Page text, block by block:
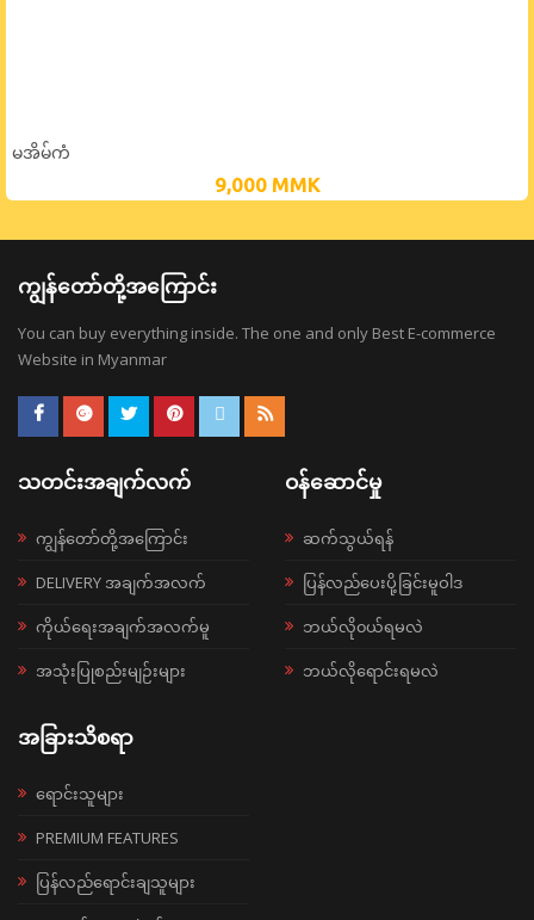
မအိမ်ကံ
9,000 MMK
ကျွန်တော်တို့အကြောင်း
You can buy everything inside. The one and only Best E-commerce
Website in Myanmar
သတင်းအချက်လက်
ကျွန်တော်တို့အကြောင်း
DELIVERY အချက်အလက်
ကိုယ်ရေးအချက်အလက်မူ
အသုံးပြုစည်းမျဉ်းများ
ဝန်ဆောင်မှု
ဆက်သွယ်ရန်
ပြန်လည်ပေးပို့ခြင်းမူဝါဒ
ဘယ်လို၀ယ်ရမလဲ
ဘယ်လိုရောင်းရမလဲ
အခြားသိစရာ
ရောင်းသူများ
PREMIUM FEATURES
ပြန်လည်ရောင်းချသူများ